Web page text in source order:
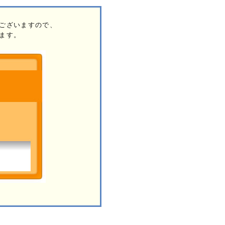
ざいますので、
す。